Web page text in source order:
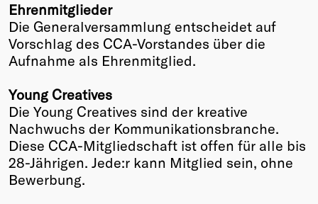
Past
Annual
Ehrenmitglieder
Die Generalversammlung entscheidet auf
Vorschlag des CCA-Vorstandes über die
Aufnahme als Ehrenmitglied.
Young Creatives
Die Young Creatives sind der kreative
Nachwuchs der Kommunikationsbranche.
Diese CCA-Mitgliedschaft ist offen für alle bis
28-Jährigen. Jede:r kann Mitglied sein, ohne
Bewerbung.